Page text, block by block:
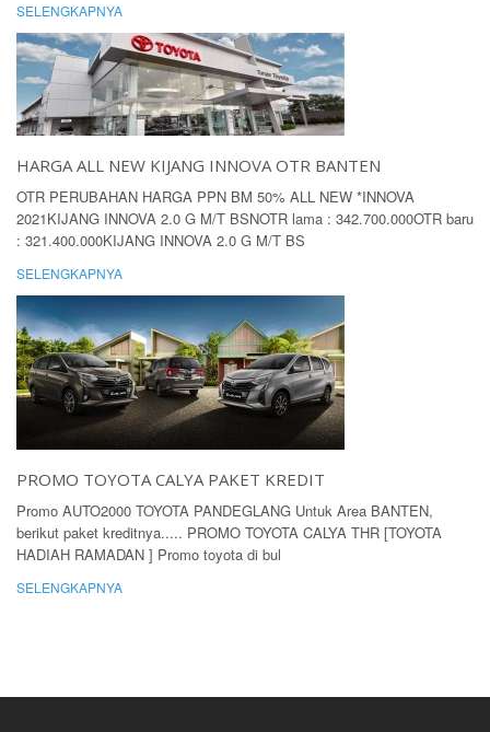
SELENGKAPNYA
HARGA ALL NEW KIJANG INNOVA OTR BANTEN
OTR PERUBAHAN HARGA PPN BM 50% ALL NEW *INNOVA
2021KIJANG INNOVA 2.0 G M/T BSNOTR lama : 342.700.000OTR baru
: 321.400.000KIJANG INNOVA 2.0 G M/T BS
SELENGKAPNYA
PROMO TOYOTA CALYA PAKET KREDIT
Promo AUTO2000 TOYOTA PANDEGLANG Untuk Area BANTEN,
berikut paket kreditnya..... PROMO TOYOTA CALYA THR [TOYOTA
HADIAH RAMADAN ] Promo toyota di bul
SELENGKAPNYA